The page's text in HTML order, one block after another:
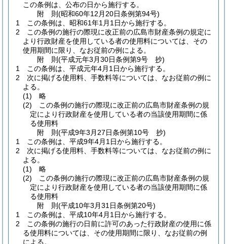
この条例は、公布の日から施行する。
附 則(昭和60年12月20日条例第94号)
1
この条例は、昭和61年1月1日から施行する。
2
この条例の施行の際現に改正前の広島市財産条例の規定に
より行政財産を使用している者の使用料については、その
使用期間に限り、なお従前の例による。
附 則(平成元年3月30日条例第9号 抄)
1
この条例は、平成元年4月1日から施行する。
2
次に掲げる使用料、手数料等については、なお従前の例に
よる。
(1)
略
(2)
この条例の施行の際現に改正前の広島市財産条例の規
定により行政財産を使用している者の当該使用期間に係
る使用料
附 則(平成9年3月27日条例第10号 抄)
1
この条例は、平成9年4月1日から施行する。
2
次に掲げる使用料、手数料等については、なお従前の例に
よる。
(1)
略
(2)
この条例の施行の際現に改正前の広島市財産条例の規
定により行政財産を使用している者の当該使用期間に係
る使用料
附 則(平成10年3月31日条例第20号)
1
この条例は、平成10年4月1日から施行する。
2
この条例の施行の日前に許可のあった行政財産の使用に係
る使用料については、その使用期間に限り、なお従前の例
による。